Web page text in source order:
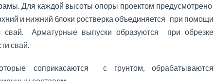
Для каждой высоты опоры проектом предусмотрено
и нижний блоки ростверка объединяется при помощи
свай. Арматурные выпуски образуются при обрезке
свай.
соприкасаются с грунтом, обрабатываются